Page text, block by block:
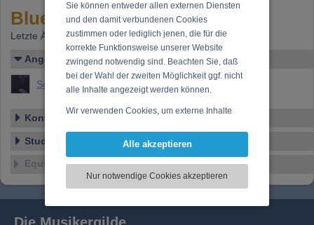
Sie können entweder allen externen Diensten
und den damit verbundenen Cookies
zustimmen oder lediglich jenen, die für die
korrekte Funktionsweise unserer Website
zwingend notwendig sind. Beachten Sie, daß
bei der Wahl der zweiten Möglichkeit ggf. nicht
alle Inhalte angezeigt werden können.
Wir verwenden Cookies, um externe Inhalte
Funktionen für soziale Medien anbieten zu
zu analysieren. Dabei werden ggf.
Informationen zu Ihrer Verwendung unserer
soziale Medien, Werbung und Analysen
weitergegeben. Unsere Partner führen diese
Alle akzeptieren
Nur notwendige Cookies akzeptieren
Blue Funk Studio
Letzte Änderung: 05.01.2006
Angelegt von
Schuller, Gunther
Kontakt/Anschrift
Studio-Details
Equipment